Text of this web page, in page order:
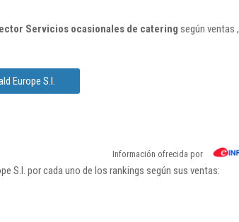
Servicios ocasionales de catering según ventas ,
Europe S.l.
Información ofrecida por
S.l. por cada uno de los rankings según sus ventas: